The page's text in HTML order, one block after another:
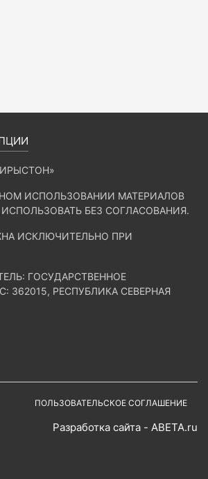
ИСПОЛЬЗОВАНИИ МАТЕРИАЛОВ
БЕЗ СОГЛАСОВАНИЯ.
ИСКЛЮЧИТЕЛЬНО ПРИ
ГОСУДАРСТВЕННОЕ
РЕСПУБЛИКА СЕВЕРНАЯ
ПОЛЬЗОВАТЕЛЬСКОЕ СОГЛАШЕНИЕ
Разработка сайта - ABETA.ru